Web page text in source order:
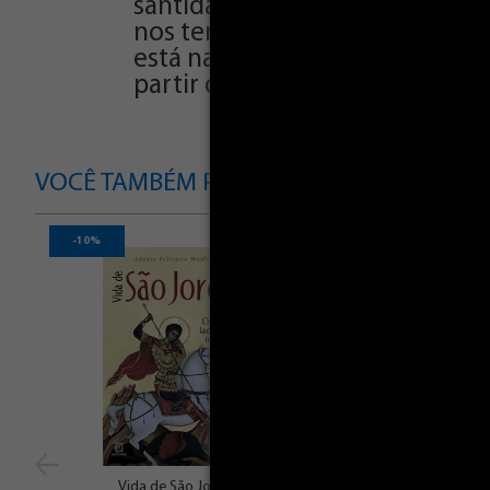
santidade no amor de Deus.
nos ter uma ideia clara de
está na América Latina. Com
partir da biografia minuciosa
VOCÊ TAMBÉM PODE SE INTERESSAR POR
-10%